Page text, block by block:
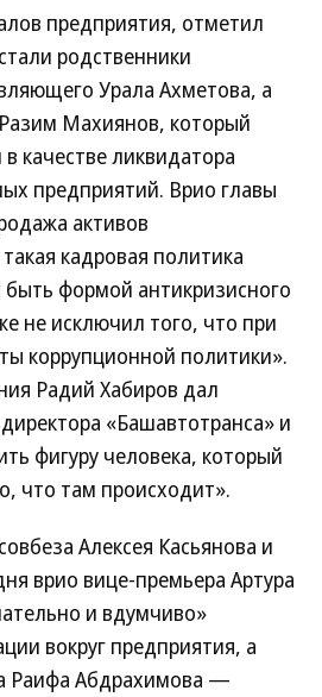
предприятия, отметил
родственники
Урала Ахметова, а
Махиянов, который
качестве ликвидатора
предприятий. Врио главы
активов
кадровая политика
формой антикризисного
не исключил того, что при
коррупционной политики».
Радий Хабиров дал
«Башавтотранса» и
фигуру человека, который
что там происходит».
Алексея Касьянова и
врио вице-премьера Артура
и вдумчиво»
вокруг предприятия, а
Раифа Абдрахимова —